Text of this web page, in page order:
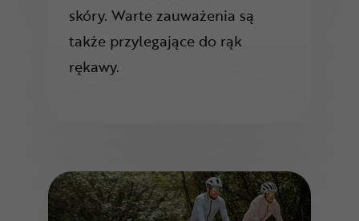
skóry. Warte zauważenia są
także przylegające do rąk
rękawy.